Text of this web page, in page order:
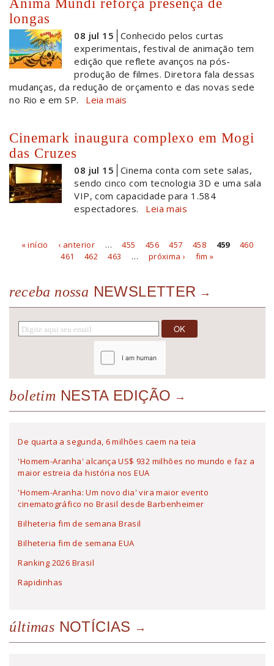
longas
08 jul 15 Conhecido pelos curtas
experimentais, festival de animação tem
edição que reflete avanços na pós-
produção de filmes. Diretora fala dessas
mudanças, da redução de orçamento e das novas sede
no Rio e em SP.
Leia mais
Cinemark inaugura complexo em Mogi
das Cruzes
08 jul 15 Cinema conta com sete salas,
sendo cinco com tecnologia 3D e uma sala
VIP, com capacidade para 1.584
espectadores.
Leia mais
Páginas
« início ‹ anterior … 455 456 457 458 459
460
461
462 463 … próxima › fim »
receba nossa NEWSLETTER
boletim NESTA EDIÇÃO
De quarta a segunda, 6 milhões caem na teia
'Homem-Aranha' alcança US$ 932 milhões no mundo e faz a
maior estreia da história nos EUA
'Homem-Aranha: Um novo dia' vira maior evento
cinematográfico no Brasil desde Barbenheimer
Bilheteria fim de semana Brasil
Bilheteria fim de semana EUA
Ranking 2026 Brasil
Rapidinhas
últimas NOTÍCIAS